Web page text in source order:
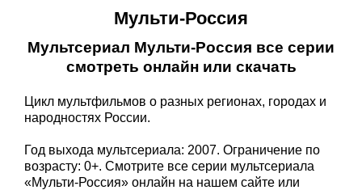
Мульти-Россия
Мультсериал Мульти-Россия все серии
смотреть онлайн или скачать
Цикл мультфильмов о разных регионах, городах и
народностях России.
Год выхода мультсериала: 2007. Ограничение по
возрасту: 0+. Смотрите все серии мультсериала
«Мульти-Россия» онлайн на нашем сайте или